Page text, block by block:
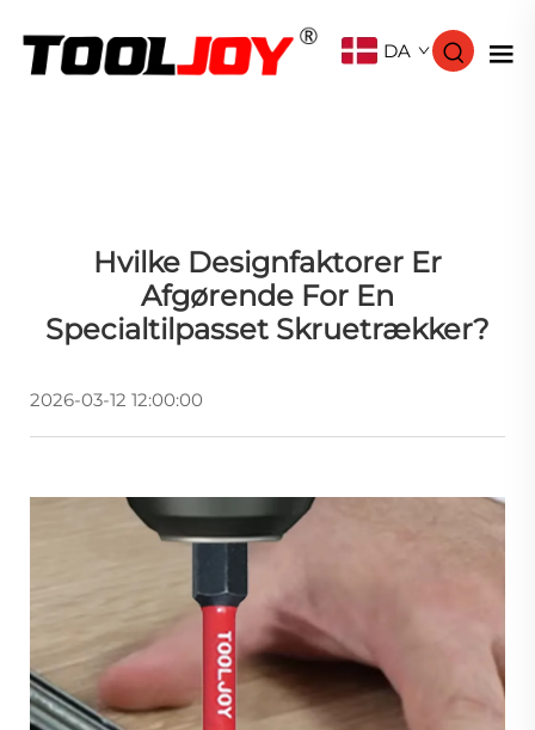
DA
Hvilke Designfaktorer Er
Afgørende For En
Specialtilpasset Skruetrækker?
2026-03-12 12:00:00